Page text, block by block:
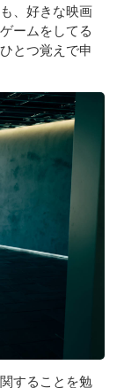
、好きな映画
ームをしてる
とつ覚えで申
することを勉